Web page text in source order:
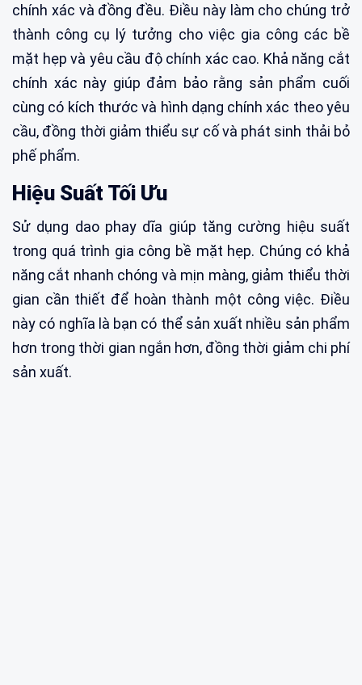
chính xác và đồng đều. Điều này làm cho chúng trở
thành công cụ lý tưởng cho việc gia công các bề
mặt hẹp và yêu cầu độ chính xác cao. Khả năng cắt
chính xác này giúp đảm bảo rằng sản phẩm cuối
cùng có kích thước và hình dạng chính xác theo yêu
cầu, đồng thời giảm thiểu sự cố và phát sinh thải bỏ
phế phẩm.
Hiệu Suất Tối Ưu
Sử dụng dao phay dĩa giúp tăng cường hiệu suất
trong quá trình gia công bề mặt hẹp. Chúng có khả
năng cắt nhanh chóng và mịn màng, giảm thiểu thời
gian cần thiết để hoàn thành một công việc. Điều
này có nghĩa là bạn có thể sản xuất nhiều sản phẩm
hơn trong thời gian ngắn hơn, đồng thời giảm chi phí
sản xuất.